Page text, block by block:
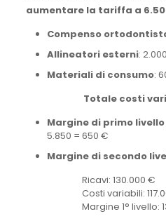
aumentare la tariffa a
Compenso
Allineatori esterni:
Materiali di consumo:
Totale costi
Margine di primo
5.850 = 650 €
Margine di secondo
Ricavi: 130.000 €
Costi variabili:
Margine 1° livello: